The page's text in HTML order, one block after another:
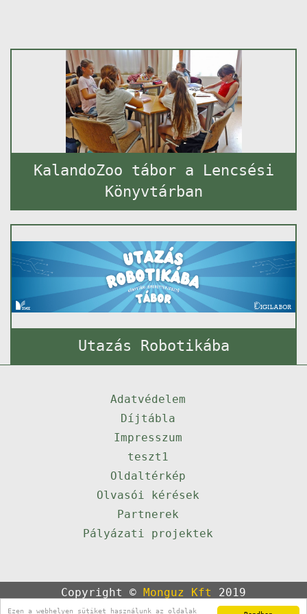
Ezen a webhelyen sütiket használunk az oldalak
KalandoZoo tábor a Lencsési
Könyvtárban
Utazás Robotikába
Adatvédelem
Díjtábla
Impresszum
teszt1
Oldaltérkép
Olvasói kérések
Partnerek
Pályázati projektek
Copyright © Monguz Kft
2019
Powered byQulto